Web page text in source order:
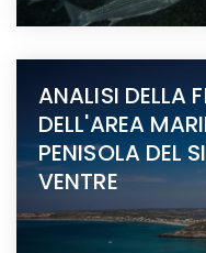
ANALISI DELLA
DELL'AREA
PENISOLA DEL
VENTRE